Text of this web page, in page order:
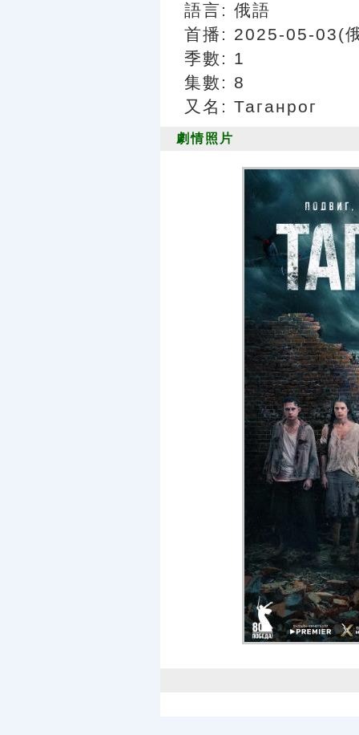
語言: 俄語
首播: 2025-05-03(
季數: 1
集數: 8
又名: Таганрог
劇情照片